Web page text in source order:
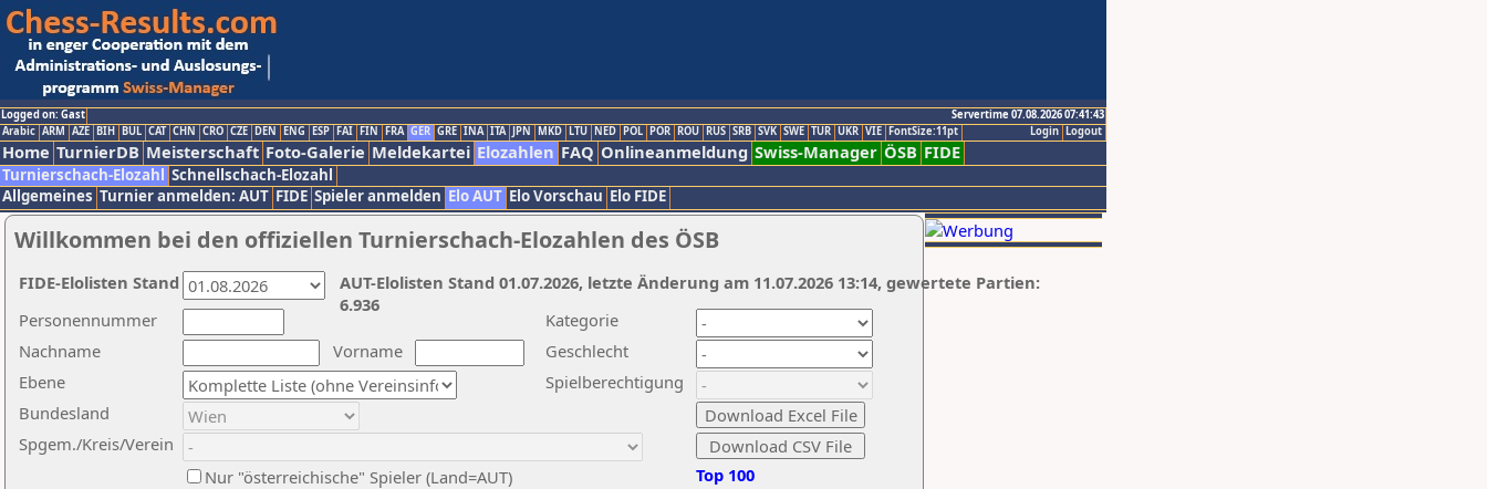
Logged on: Gast
Servertime 07.08.2026 07:41:43
Logout
Login
Arabic ARM AZE BIH BUL CAT CHN CRO CZE DEN ENG ESP FAI FIN FRA GER GRE INA ITA JPN MKD LTU NED POL POR ROU RUS SRB SVK SWE TUR UKR VIE FontSize:11pt
Home TurnierDB Meisterschaft Foto-Galerie Meldekartei Elozahlen FAQ Onlineanmeldung Swiss-Manager ÖSB FIDE
Turnierschach-Elozahl Schnellschach-Elozahl
Allgemeines Turnier anmelden: AUT FIDE Spieler anmelden Elo AUT Elo Vorschau Elo FIDE
Willkommen bei den offiziellen Turnierschach-Elozahlen des ÖSB
Nachname
Vorname
Ebene
Kategorie
Personennummer
Bundesland
Spgem./Kreis/Verein
Geschlecht
Nur "österreichische" Spieler (Land=AUT)
Spielberechtigung
Top 100
AUT-Elolisten Stand 01.07.2026, letzte Änderung am 11.07.2026 13:14, gewertete Partien:
6.936
FIDE-Elolisten Stand